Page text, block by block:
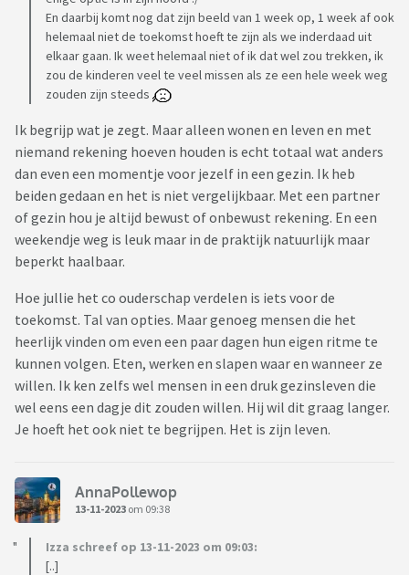
En daarbij komt nog dat zijn beeld van 1 week op, 1 week af ook
helemaal niet de toekomst hoeft te zijn als we inderdaad uit
elkaar gaan. Ik weet helemaal niet of ik dat wel zou trekken, ik
zou de kinderen veel te veel missen als ze een hele week weg
zouden zijn steeds
Ik begrijp wat je zegt. Maar alleen wonen en leven en met
niemand rekening hoeven houden is echt totaal wat anders
dan even een momentje voor jezelf in een gezin. Ik heb
beiden gedaan en het is niet vergelijkbaar. Met een partner
of gezin hou je altijd bewust of onbewust rekening. En een
weekendje weg is leuk maar in de praktijk natuurlijk maar
beperkt haalbaar.
Hoe jullie het co ouderschap verdelen is iets voor de
toekomst. Tal van opties. Maar genoeg mensen die het
heerlijk vinden om even een paar dagen hun eigen ritme te
kunnen volgen. Eten, werken en slapen waar en wanneer ze
willen. Ik ken zelfs wel mensen in een druk gezinsleven die
wel eens een dagje dit zouden willen. Hij wil dit graag langer.
Je hoeft het ook niet te begrijpen. Het is zijn leven.
AnnaPollewop
13-11-2023 om 09:38
Izza schreef op 13-11-2023 om 09:03:
[..]